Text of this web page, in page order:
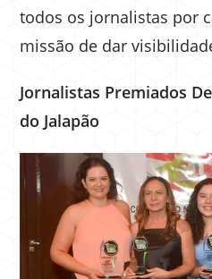
todos os jornalistas por
missão de dar
Jornalistas Premiados
do Jalapão